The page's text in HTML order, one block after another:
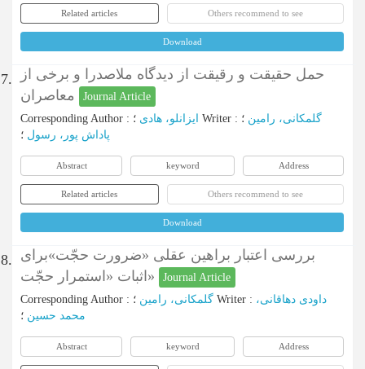
Related articles Others recommend to see
Download
7.
حمل حقیقت و رقیقت از دیدگاه ملاصدرا و برخی از
Journal Article
Corresponding Author : ایزانلو، هادی Writer : گلمکانی، رامین ؛
پاداش ‌پور، رسول ؛
Abstract keyword Address
Related articles Others recommend to see
Download
8. بررسی اعتبار براهین عقلی «ضرورت حجّت»برای
اثبات «استمرار حجّت»
Journal Article
Corresponding Author : گلمکانی، رامین Writer : داودی دهاقانی،
محمد حسین ؛
Abstract keyword Address